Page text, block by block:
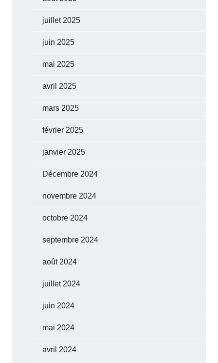
juillet 2025
juin 2025
mai 2025
avril 2025
mars 2025
février 2025
janvier 2025
Décembre 2024
novembre 2024
octobre 2024
septembre 2024
août 2024
juillet 2024
juin 2024
mai 2024
avril 2024